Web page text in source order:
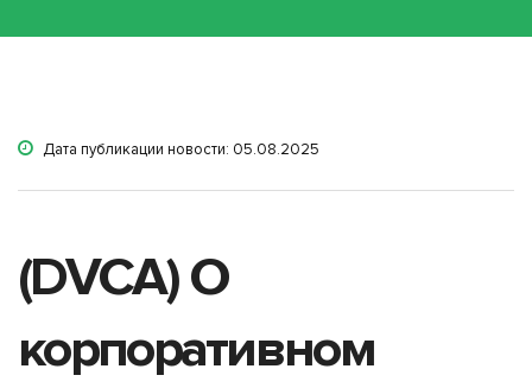
Дата публикации новости: 05.08.2025
(DVCA) О
корпоративном